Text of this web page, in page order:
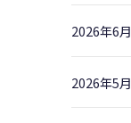
2026年6月
2026年5月